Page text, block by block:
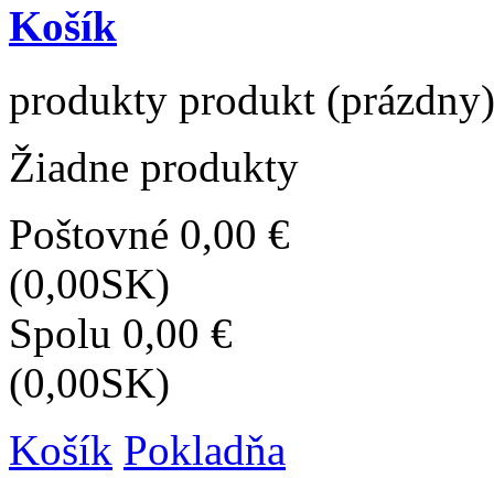
Košík
produkty produkt (prázdny)
Žiadne produkty
Poštovné 0,00 €
(0,00SK)
Spolu 0,00 €
(0,00SK)
Košík Pokladňa